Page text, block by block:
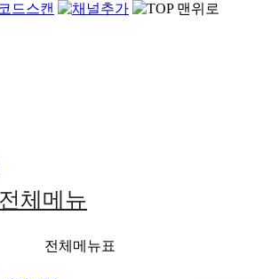
전체메뉴표